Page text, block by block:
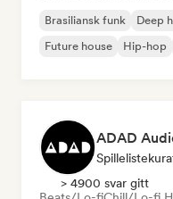
Brasiliansk funk Deep
Future house
Hip-hop
ADAD
> 4900 svar gitt